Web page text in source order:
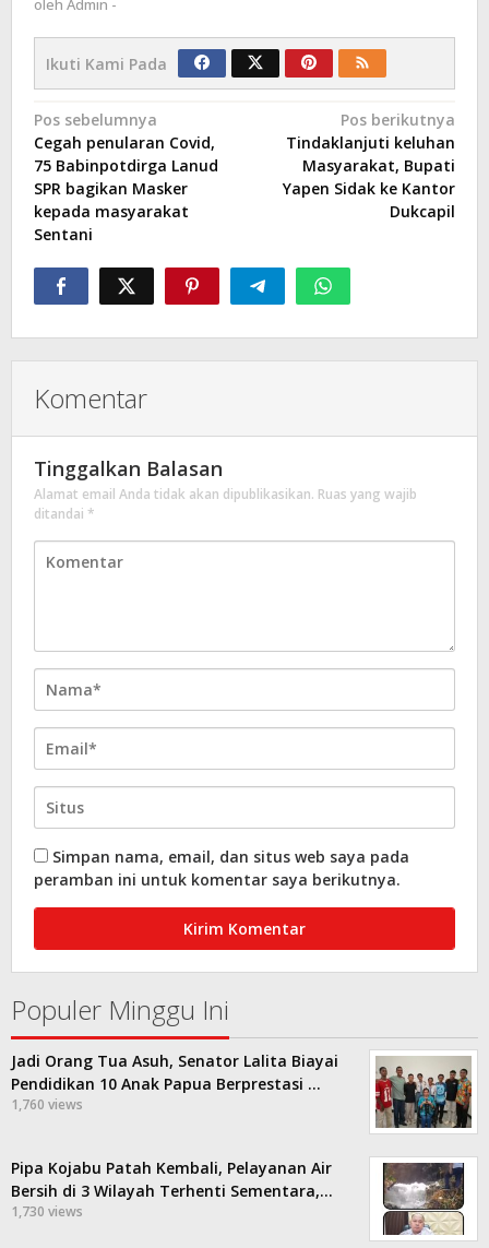
oleh Admin -
Ikuti Kami Pada
Navigasi
pos
Pos sebelumnya
Cegah penularan Covid,
75 Babinpotdirga Lanud
SPR bagikan Masker
kepada masyarakat
Sentani
Pos berikutnya
Tindaklanjuti keluhan
Masyarakat, Bupati
Yapen Sidak ke Kantor
Dukcapil
Komentar
Tinggalkan Balasan
Alamat email Anda tidak akan dipublikasikan. Ruas yang wajib
ditandai *
Simpan nama, email, dan situs web saya pada
peramban ini untuk komentar saya berikutnya.
Populer Minggu Ini
Jadi Orang Tua Asuh, Senator Lalita Biayai
Pendidikan 10 Anak Papua Berprestasi …
1,760 views
Pipa Kojabu Patah Kembali, Pelayanan Air
Bersih di 3 Wilayah Terhenti Sementara,…
1,730 views